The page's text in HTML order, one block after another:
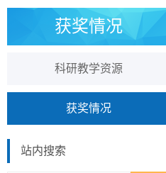
获奖情况
科研教学资源
获奖情况
站内搜索